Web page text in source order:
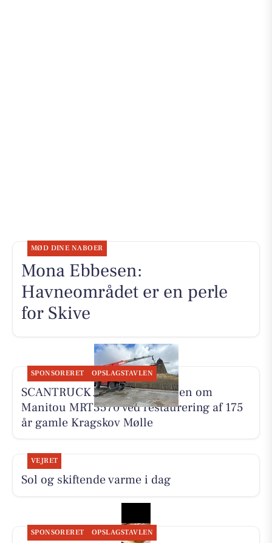
MØD DINE NABOER
Mona Ebbesen:
Havneområdet er en perle
for Skive
SPONSORERET OPSLAGSTAVLEN
SCANTRUCK A/S deler historien om
Manitou MRT3570 ved restaurering af 175
år gamle Kragskov Mølle
VEJRET
Sol og skiftende varme i dag
SPONSORERET OPSLAGSTAVLEN